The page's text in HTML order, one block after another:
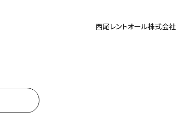
西尾レントオール株式会社